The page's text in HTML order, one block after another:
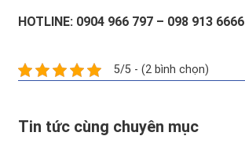
HOTLINE: 0904 966 797 – 098 913 6666
5/5 - (2 bình chọn)
Tin tức cùng chuyên mục